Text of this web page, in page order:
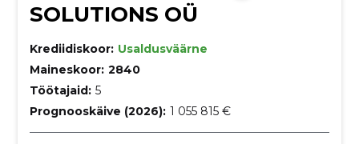
SOLUTIONS OÜ
Krediidiskoor: Usaldusväärne
Maineskoor: 2840
Töötajaid: 5
Prognooskäive (2026): 1 055 815 €